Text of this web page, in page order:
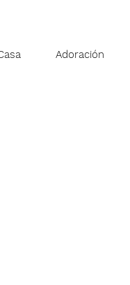
Adoración